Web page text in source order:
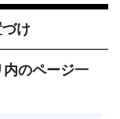
け
のページ一